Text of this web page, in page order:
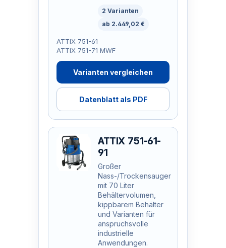
2 Varianten
ab 2.449,02 €
ATTIX 751-61
ATTIX 751-71 MWF
Varianten vergleichen
Datenblatt als PDF
ATTIX 751-61-
91
Großer
Nass-/Trockensauger
mit 70 Liter
Behältervolumen,
kippbarem Behälter
und Varianten für
anspruchsvolle
industrielle
Anwendungen.